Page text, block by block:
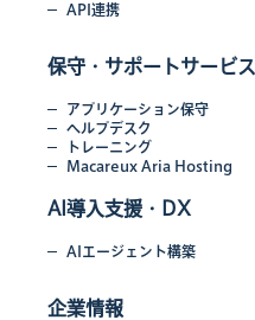
API連携
保守・サポートサービス
アプリケーション保守
ヘルプデスク
トレーニング
Macareux Aria Hosting
AI導入支援・DX
AIエージェント構築
企業情報